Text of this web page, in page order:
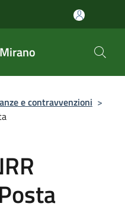
e contravvenzioni >